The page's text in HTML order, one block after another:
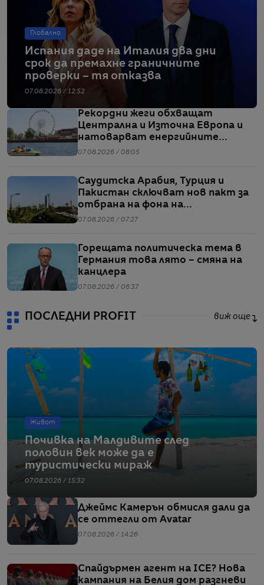
Глобално
Испания даде на Италия два дни
срок да премахне граничните
проверки – тя отказва
07.08.2026 / 12:52
Рекордни жеги обхващат
Централна и Източна Европа и
натоварват енергийните
системи
07.08.2026 / 08:05
Саудитска Арабия, Турция и
Пакистан сключват нов пакт за
отбрана на фона на
напрежението между САЩ и Иран
07.08.2026 / 07:27
Горещата политическа тема в
Германия това лято – смяна на
канцлера
07.08.2026 / 06:37
ПОСЛЕДНИ PROFIT виж още
Живот
Почивка на Малдивите след
половин век може да е
туристически мираж
07.08.2026 / 15:32
Джеймс Камерън обмисля дали да
се оттегли от Avatar
07.08.2026 / 14:26
Спайдърмен агент на ICE? Нова
кампания на Белия дом разгневи